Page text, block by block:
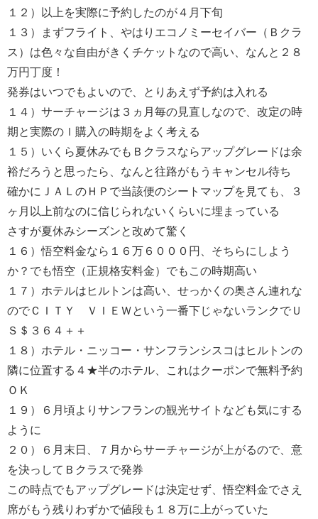
１２）以上を実際に予約したのが４月下旬
１３）まずフライト、やはりエコノミーセイバー（Ｂクラ
ス）は色々な自由がきくチケットなので高い、なんと２８
万円丁度！
発券はいつでもよいので、とりあえず予約は入れる
１４）サーチャージは３ヵ月毎の見直しなので、改定の時
期と実際のｌ購入の時期をよく考える
１５）いくら夏休みでもＢクラスならアップグレードは余
裕だろうと思ったら、なんと往路がもうキャンセル待ち
確かにＪＡＬのＨＰで当該便のシートマップを見ても、３
ヶ月以上前なのに信じられないくらいに埋まっている
さすが夏休みシーズンと改めて驚く
１６）悟空料金なら１６万６０００円、そちらにしよう
か？でも悟空（正規格安料金）でもこの時期高い
１７）ホテルはヒルトンは高い、せっかくの奥さん連れな
のでＣＩＴＹ ＶＩＥＷという一番下じゃないランクでＵ
Ｓ＄３６４＋＋
１８）ホテル・ニッコー・サンフランシスコはヒルトンの
隣に位置する４★半のホテル、これはクーポンで無料予約
ＯＫ
１９）６月頃よりサンフランの観光サイトなども気にする
ように
２０）６月末日、７月からサーチャージが上がるので、意
を決っしてＢクラスで発券
この時点でもアップグレードは決定せず、悟空料金でさえ
席がもう残りわずかで値段も１８万に上がっていた